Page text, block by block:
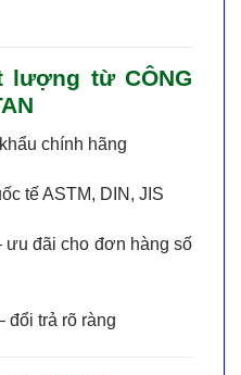
lượng từ CÔNG
chính hãng
tế ASTM, DIN, JIS
ưu đãi cho đơn hàng số
đổi trả rõ ràng